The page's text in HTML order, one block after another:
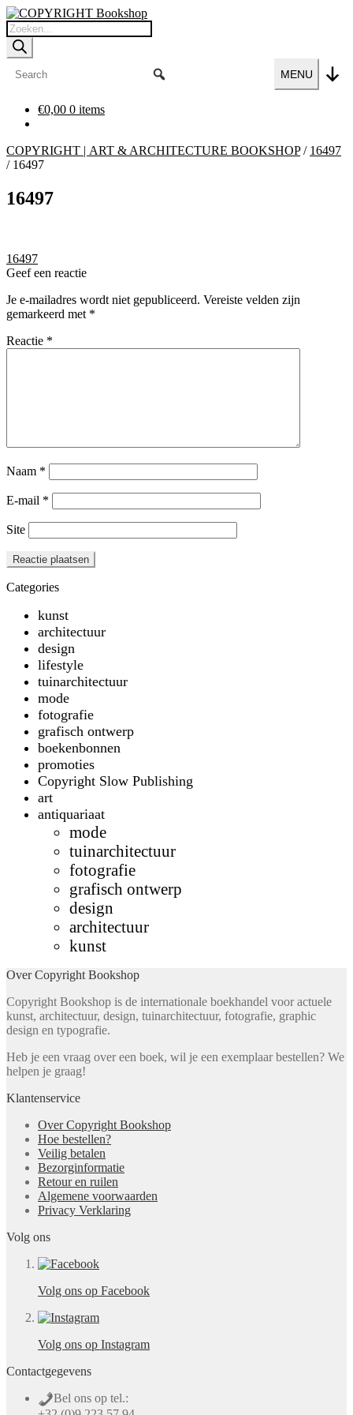
Ga
door
naar
navigatie
Ga
naar
de
inhoud
Producten
zoeken
MENU
€0,00 0 items
COPYRIGHT | ART & ARCHITECTURE BOOKSHOP/ 16497
/ 16497
16497
Bericht
navigatie
Vorig
bericht:
16497
Geef een reactie
Je e-mailadres wordt niet gepubliceerd. Vereiste velden zijn
gemarkeerd met *
Reactie *
Naam *
E-mail *
Site
Categories
kunst
architectuur
design
lifestyle
tuinarchitectuur
mode
fotografie
grafisch ontwerp
boekenbonnen
promoties
Copyright Slow Publishing
art
antiquariaat
mode
tuinarchitectuur
fotografie
grafisch ontwerp
design
architectuur
kunst
Over Copyright Bookshop
Copyright Bookshop is de internationale boekhandel voor actuele
kunst, architectuur, design, tuinarchitectuur, fotografie, graphic
design en typografie.
Heb je een vraag over een boek, wil je een exemplaar bestellen? We
helpen je graag!
Klantenservice
Over Copyright Bookshop
Hoe bestellen?
Veilig betalen
Bezorginformatie
Retour en ruilen
Algemene voorwaarden
Privacy Verklaring
Volg ons
Volg ons op Facebook
Volg ons op Instagram
Contactgegevens
Bel ons op tel.: